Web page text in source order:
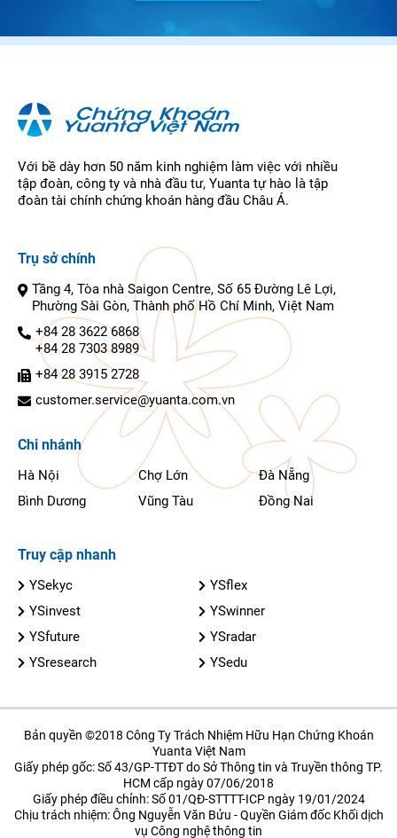
Với bề dày hơn 50 năm kinh nghiệm làm việc với nhiều
tập đoàn, công ty và nhà đầu tư, Yuanta tự hào là tập
đoàn tài chính chứng khoán hàng đầu Châu Á.
Trụ sở chính
Tầng 4, Tòa nhà Saigon Centre, Số 65 Đường Lê Lợi,
Phường Sài Gòn, Thành phố Hồ Chí Minh, Việt Nam
+84 28 3622 6868
+84 28 7303 8989
+84 28 3915 2728
customer.service@yuanta.com.vn
Chi nhánh
Hà Nội Chợ Lớn
Đà Nẵng
Bình Dương
Vũng Tàu Đồng Nai
Truy cập nhanh
YSekyc
YSflex
YSinvest
YSwinner
YSfuture
YSradar
YSresearch
YSedu
Bản quyền ©2018 Công Ty Trách Nhiệm Hữu Hạn Chứng Khoán
Yuanta Việt Nam
Giấy phép gốc: Số 43/GP-TTĐT do Sở Thông tin và Truyền thông TP.
HCM cấp ngày 07/06/2018
Giấy phép điều chỉnh: Số 01/QĐ-STTTT-ICP ngày 19/01/2024
Chịu trách nhiệm: Ông Nguyễn Văn Bửu - Quyền Giám đốc Khối dịch
vụ Công nghệ thông tin